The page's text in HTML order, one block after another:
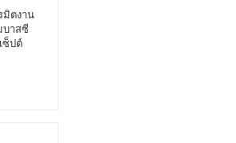
มิตงาน
บาสซี
ซ็ปต์